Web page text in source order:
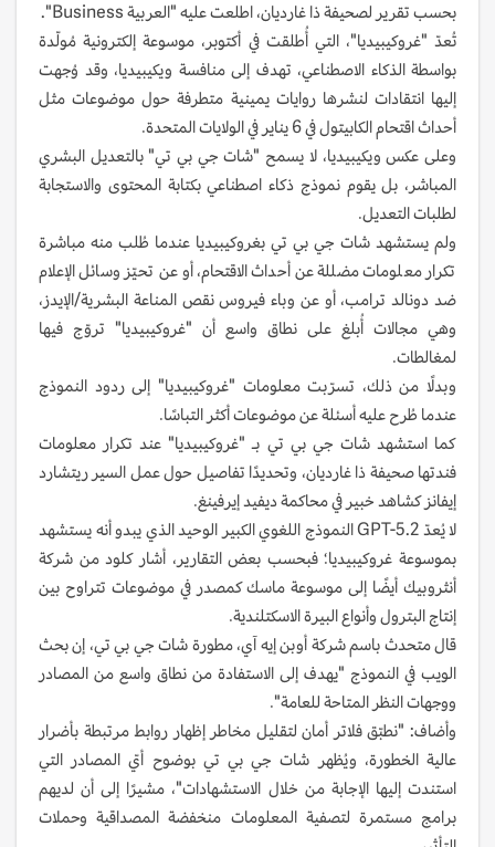
بحسب تقرير لصحيفة ذا غارديان، اطلعت عليه "العربية Business".
تُعدّ "غروكيبيديا"، التي أُطلقت في أكتوبر، موسوعة إلكترونية مُولّدة
بواسطة الذكاء الاصطناعي، تهدف إلى منافسة ويكيبيديا، وقد وُجهت
إليها انتقادات لنشرها روايات يمينية متطرفة حول موضوعات مثل
أحداث اقتحام الكابيتول في 6 يناير في الولايات المتحدة.
وعلى عكس ويكيبيديا، لا يسمح "شات جي بي تي" بالتعديل البشري
المباشر، بل يقوم نموذج ذكاء اصطناعي بكتابة المحتوى والاستجابة
لطلبات التعديل.
ولم يستشهد شات جي بي تي بغروكيبيديا عندما طُلب منه مباشرة
تكرار معلومات مضللة عن أحداث الاقتحام، أو عن تحيّز وسائل الإعلام
ضد دونالد ترامب، أو عن وباء فيروس نقص المناعة البشرية/الإيدز،
وهي مجالات أُبلغ على نطاق واسع أن "غروكيبيديا" تروّج فيها
لمغالطات.
وبدلًا من ذلك، تسرّبت معلومات "غروكيبيديا" إلى ردود النموذج
عندما طُرح عليه أسئلة عن موضوعات أكثر التباسًا.
كما استشهد شات جي بي تي بـ "غروكيبيديا" عند تكرار معلومات
فندتها صحيفة ذا غارديان، وتحديدًا تفاصيل حول عمل السير ريتشارد
إيفانز كشاهد خبير في محاكمة ديفيد إيرفينغ.
لا يُعدّ GPT-5.2 النموذج اللغوي الكبير الوحيد الذي يبدو أنه يستشهد
بموسوعة غروكيبيديا؛ فبحسب بعض التقارير، أشار كلود من شركة
أنثروبيك أيضًا إلى موسوعة ماسك كمصدر في موضوعات تتراوح بين
إنتاج البترول وأنواع البيرة الاسكتلندية.
قال متحدث باسم شركة أوبن إيه آي، مطورة شات جي بي تي، إن بحث
الويب في النموذج "يهدف إلى الاستفادة من نطاق واسع من المصادر
ووجهات النظر المتاحة للعامة".
وأضاف: "نطبّق فلاتر أمان لتقليل مخاطر إظهار روابط مرتبطة بأضرار
عالية الخطورة، ويُظهر شات جي بي تي بوضوح أيّ المصادر التي
استندت إليها الإجابة من خلال الاستشهادات"، مشيرًا إلى أن لديهم
برامج مستمرة لتصفية المعلومات منخفضة المصداقية وحملات